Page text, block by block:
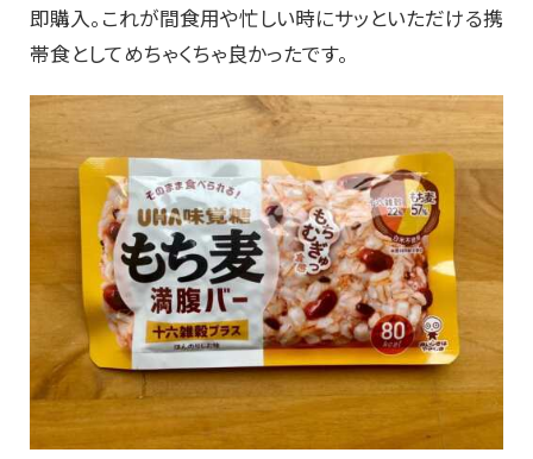
即購入。これが間食用や忙しい時にサッといただける携
帯食としてめちゃくちゃ良かったです。